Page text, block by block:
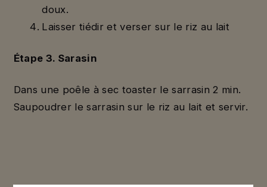
doux.
Laisser tiédir et verser sur le riz au lait
Étape 3. Sarasin
Dans une poêle à sec toaster le sarrasin 2 min.
Saupoudrer le sarrasin sur le riz au lait et servir.